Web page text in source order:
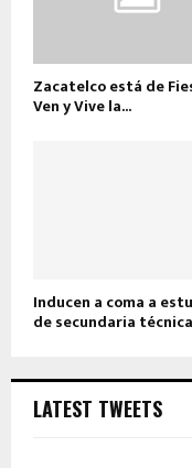
Zacatelco está de
Ven y Vive la...
Inducen a coma a
de secundaria técnica
LATEST TWEETS